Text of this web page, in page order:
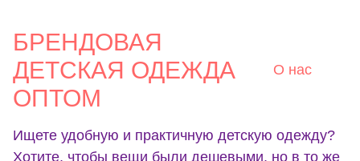
БРЕНДОВАЯ
ДЕТСКАЯ ОДЕЖДА
ОПТОМ
О нас
Ищете удобную и практичную детскую одежду?
Хотите, чтобы вещи были дешевыми, но в то же